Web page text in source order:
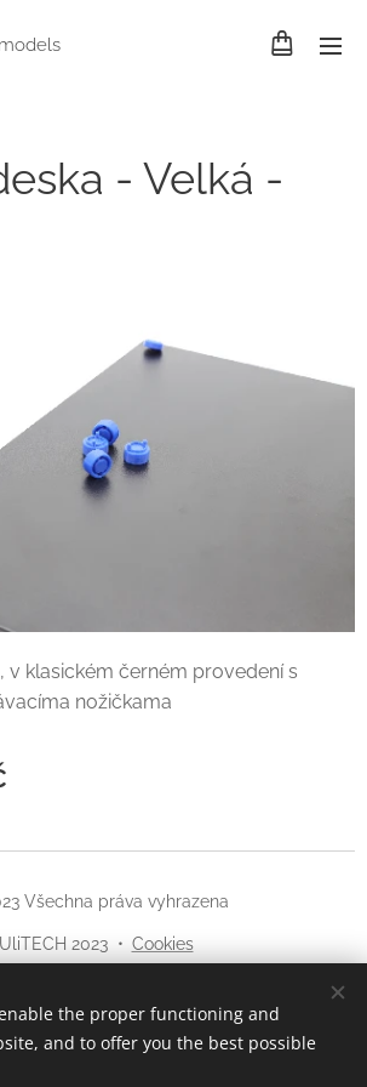
- Velká -
v klasickém černém provedení s
nožičkama
Všechna práva vyhrazena
UliTECH 2023 Cookies
Čeština
English
the proper functioning and
and to offer you the best possible